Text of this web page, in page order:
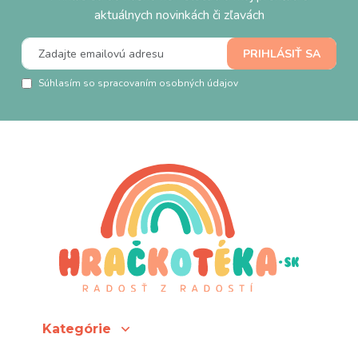
aktuálnych novinkách či zľavách
Súhlasím so spracovaním osobných údajov
Kategórie